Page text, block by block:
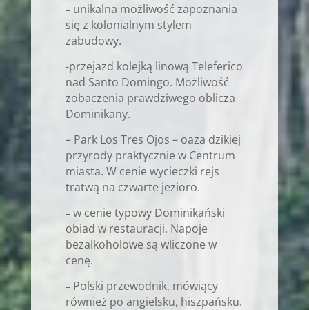
– unikalna możliwość zapoznania
się z kolonialnym stylem
zabudowy.
-przejazd kolejką linową Teleferico
nad Santo Domingo. Możliwość
zobaczenia prawdziwego oblicza
Dominikany.
– Park Los Tres Ojos – oaza dzikiej
przyrody praktycznie w Centrum
miasta. W cenie wycieczki rejs
tratwą na czwarte jezioro.
– w cenie typowy Dominikański
obiad w restauracji. Napoje
bezalkoholowe są wliczone w
cenę.
– Polski przewodnik, mówiący
również po angielsku, hiszpańsku.